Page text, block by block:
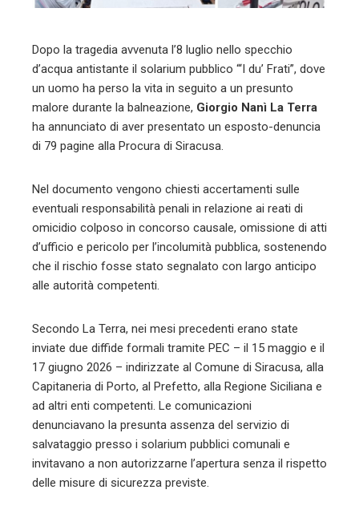
Dopo la tragedia avvenuta l’8 luglio nello specchio
d’acqua antistante il solarium pubblico “‘I du’ Frati”, dove
un uomo ha perso la vita in seguito a un presunto
malore durante la balneazione, Giorgio Nanì La Terra
ha annunciato di aver presentato un esposto-denuncia
di 79 pagine alla Procura di Siracusa.
Nel documento vengono chiesti accertamenti sulle
eventuali responsabilità penali in relazione ai reati di
omicidio colposo in concorso causale, omissione di atti
d’ufficio e pericolo per l’incolumità pubblica, sostenendo
che il rischio fosse stato segnalato con largo anticipo
alle autorità competenti.
Secondo La Terra, nei mesi precedenti erano state
inviate due diffide formali tramite PEC – il 15 maggio e il
17 giugno 2026 – indirizzate al Comune di Siracusa, alla
Capitaneria di Porto, al Prefetto, alla Regione Siciliana e
ad altri enti competenti. Le comunicazioni
denunciavano la presunta assenza del servizio di
salvataggio presso i solarium pubblici comunali e
invitavano a non autorizzarne l’apertura senza il rispetto
delle misure di sicurezza previste.